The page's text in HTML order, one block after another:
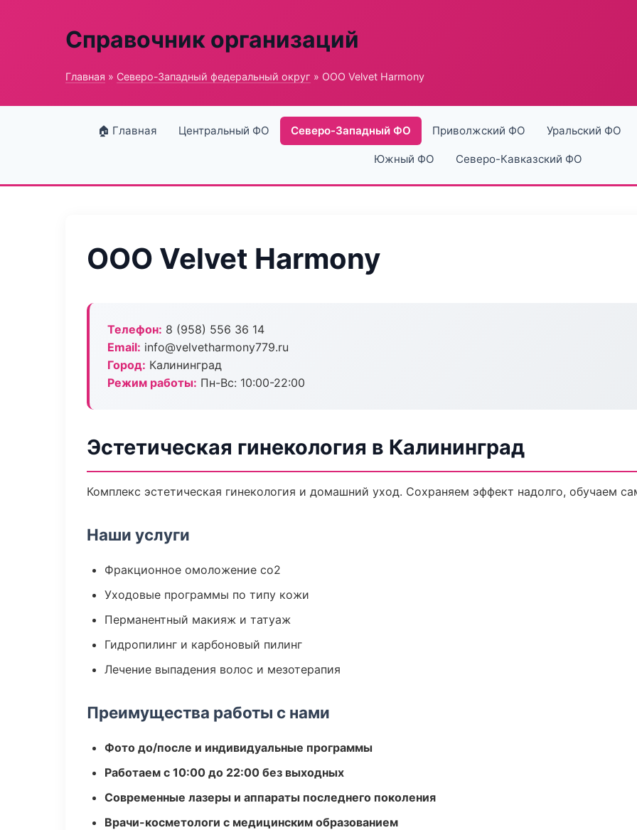
Справочник организаций
Главная » Северо-Западный федеральный округ » ООО Velvet Harmony
🏠 Главная Центральный ФО Северо-Западный ФО Приволжский ФО Уральский ФО
Южный ФО Северо-Кавказский ФО
ООО Velvet Harmony
Телефон: 8 (958) 556 36 14
Email: info@velvetharmony779.ru
Город: Калининград
Режим работы: Пн-Вс: 10:00-22:00
Эстетическая гинекология в Калининград
Комплекс эстетическая гинекология и домашний уход. Сохраняем эффект надолго, обучаем
Наши услуги
Фракционное омоложение co2
Уходовые программы по типу кожи
Перманентный макияж и татуаж
Гидропилинг и карбоновый пилинг
Лечение выпадения волос и мезотерапия
Преимущества работы с нами
Фото до/после и индивидуальные программы
Работаем с 10:00 до 22:00 без выходных
Современные лазеры и аппараты последнего поколения
Врачи-косметологи с медицинским образованием